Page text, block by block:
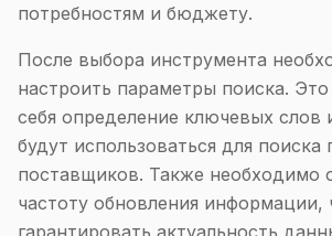
потребностям и бюджету.
После выбора инструмента
настроить параметры поиска.
себя определение ключевых слов
будут использоваться для
поставщиков. Также необходимо
частоту обновления информации,
гарантировать актуальность